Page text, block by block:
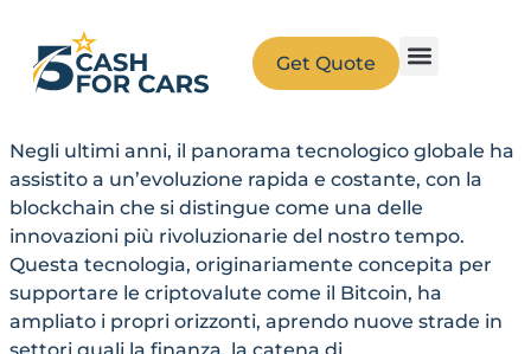
Get Quote
Negli ultimi anni, il panorama tecnologico globale ha
assistito a un’evoluzione rapida e costante, con la
blockchain che si distingue come una delle
innovazioni più rivoluzionarie del nostro tempo.
Questa tecnologia, originariamente concepita per
supportare le criptovalute come il Bitcoin, ha
ampliato i propri orizzonti, aprendo nuove strade in